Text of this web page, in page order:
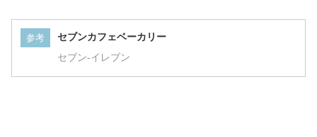
参考 セブンカフェベーカリー
セブン‐イレブン